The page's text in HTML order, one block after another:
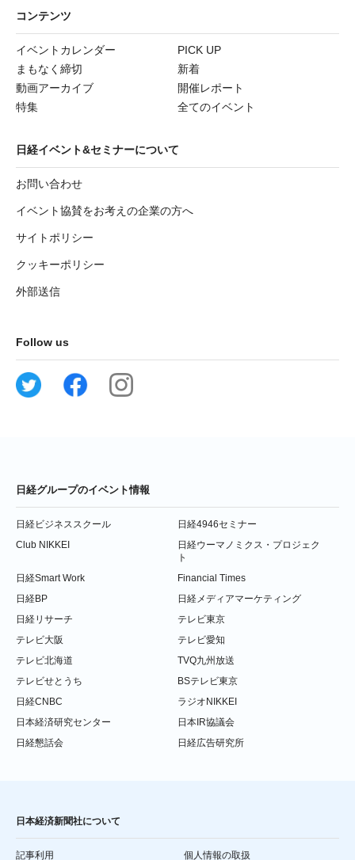
コンテンツ
イベントカレンダー
PICK UP
まもなく締切
新着
動画アーカイブ
開催レポート
特集
全てのイベント
日経イベント&セミナーについて
お問い合わせ
イベント協賛をお考えの企業の方へ
サイトポリシー
クッキーポリシー
外部送信
Follow us
日経グループのイベント情報
日経ビジネススクール
日経4946セミナー
Club NIKKEI
日経ウーマノミクス・プロジェク
ト
日経Smart Work
Financial Times
日経BP
日経メディアマーケティング
日経リサーチ
テレビ東京
テレビ大阪
テレビ愛知
テレビ北海道
TVQ九州放送
テレビせとうち
BSテレビ東京
日経CNBC
ラジオNIKKEI
日本経済研究センター
日本IR協議会
日経懇話会
日経広告研究所
日本経済新聞社について
記事利用 個人情報の取扱